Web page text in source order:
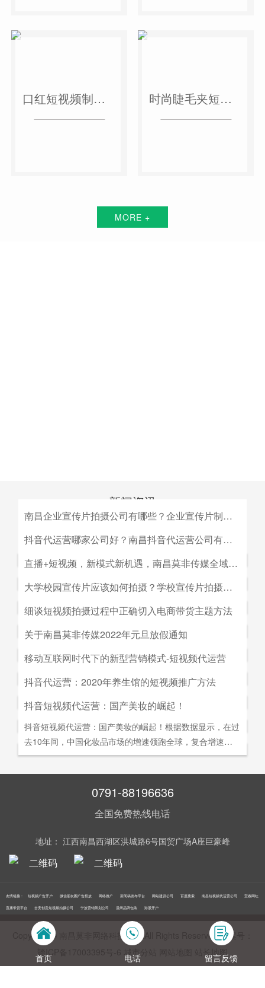
口红短视频制作案例 时尚睫毛夹短视频案例
MORE +
新闻资讯
南昌企业宣传片拍摄公司有哪些？企业宣传片制作公司哪家好
南昌企业宣传片拍摄公司有哪些？企业宣传片制作公司哪家
视宣传的规模，似乎企业宣传片是大企业才做得起的东西。
而事实上，正是因为公司规模小，才需要通过一个企业形象
片的包装，给经销商客户等以信心。
抖音代运营哪家公司好？南昌抖音代运营公司有哪些？
抖音代运营哪家公司好？南昌抖音代运营公司有哪些？抖音
何选择抖音代运营公司呢，首先我们要先了解抖音代运营的
主要工作有哪些，抖音代运营公司会帮助我们做什么，什么
是我们自己做不到的，随着抖音的流行，抖音代运营的发展
前景是非常好的。
直播+短视频，新模式新机遇，南昌莫非传媒全域营销平台全新低成本精准拓客！
直播+短视频，新模式新机遇，南昌莫非传媒全域营销平台
会对市场营销造成深远的影响，引领企业走向下一场变革。
2G时代，消费者实现了通讯的自由；3G时代，视频通话和
移动数据技术的兴起推动了智能手机的发展；到了4G技术
的普及，成为了视频流媒体、移动应用和程序化广告发展的
信息的接收已经从图文时代转向了视听时代，而营销方式也
从单一的PC搜索引擎向多媒体、多领域转移，短视频、直
大学校园宣传片应该如何拍摄？学校宣传片拍摄出来有哪些作用？
大学校园宣传片应该如何拍摄？学校宣传片拍摄出来有哪些
始陆续的展开，而为了配合更好的招生进行学校文化建设，
都会拍摄一些大学宣传片来吸引更多学生，进而达到校园招
生的目的。那么，大学宣传片如何拍摄呢？有哪些作用？下
面小编就来为大家简单介绍一下。
细谈短视频拍摄过程中正确切入电商带货主题方法
细谈短视频拍摄过程中正确切入电商带货主题方法。短视频
一是创建自己的个人IP品牌,比如李子柒；二是创建代表生
活方式的品牌, 比如“一条”。前者就是基于达人的影响力创
建品牌,以IP名为品牌名,以达人为 品牌背书,这种模式其实更
像粉丝经济。普通用户受短视频内容的吸引 成为达人的粉
丝,进而成为产生实际购买行为的用户。实践证明,只要 IP足
够打动人心,他们就能爆发出巨大的影响力。以李子柒为例,
李子柒凭借短视频积累了千万粉丝,后在淘宝平台开设店铺,
关于南昌莫非传媒2022年元旦放假通知
关于南昌莫非传媒2022年元旦放假通知.元旦：1月1日（星
月4日（星期二）上班。在此期间，如果您有需要我们提供
服务的地方可直接在网站留言板块进行留言，上班后，我们
会及时回复；如有紧急事项可拨打0791-88196636进行咨
询。
移动互联网时代下的新型营销模式-短视频代运营
移动互联网时代下的新型营销模式-短视频代运营。创意营
的含义发生了新的变化，是以创意表达的内容为连接的、以
社交分享和算法匹配为，主要传播信道的用户参与共创的新
型整合营销模式。
抖音代运营：2020年养生馆的短视频推广方法
抖音代运营：2020年养生馆的短视频推广方法.南昌莫非文
告及网络营销领域的公司，是国内领先的一站式全网营销推
广创新型服务平台。主营：蓝V认证，抖音，快手短视频代
理，搜索引擎营销，关键词优化，网站建设，SEO网站优
化，SEM竞价优化，小程序制作，网络推广，网络营销，
设计，LOGO设计，口碑优化，品牌形象设计，获客推广，
网站定制，APP开发，软件制作，网络公关，网站推广，海
告等等业务！在江西更多人选择南昌莫非传媒！
抖音短视频代运营：国产美妆的崛起！
抖音短视频代运营：国产美妆的崛起！根据数据显示，在过
去10年间，中国化妆品市场的增速领跑全球，复合增速达9.
5%。庞大的市场让国产美妆迅速崛起，其中，完美日记一
0791-88196636
全国免费热线电话
地址： 江西南昌西湖区洪城路6号国贸广场A座巨豪峰
友情链接： 短视频广告开户 微信朋友圈广告投放 网络推广 新闻稿发布平台 网站建设公司 百度搜索 南昌短视频代运营公司 宜春网红
直播带货平台 吉安创意短视频拍摄公司 宁波营销策划公司 温州品牌包装 港股开户
Copyright © 南昌莫非网络科技公司 All Rights Reserved 备案号：
赣ICP备17003395号‍-6
城市分站 站长地图
首页 电话 留言反馈